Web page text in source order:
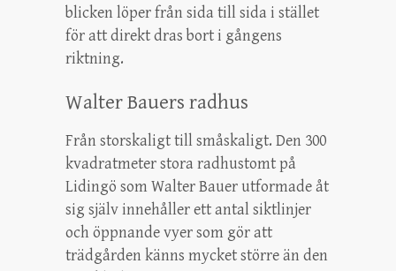
blicken löper från sida till sida i stället
för att direkt dras bort i gångens
riktning.
Walter Bauers radhus
Från storskaligt till småskaligt. Den 300
kvadratmeter stora radhustomt på
Lidingö som Walter Bauer utformade åt
sig själv innehåller ett antal siktlinjer
och öppnande vyer som gör att
trädgården känns mycket större än den